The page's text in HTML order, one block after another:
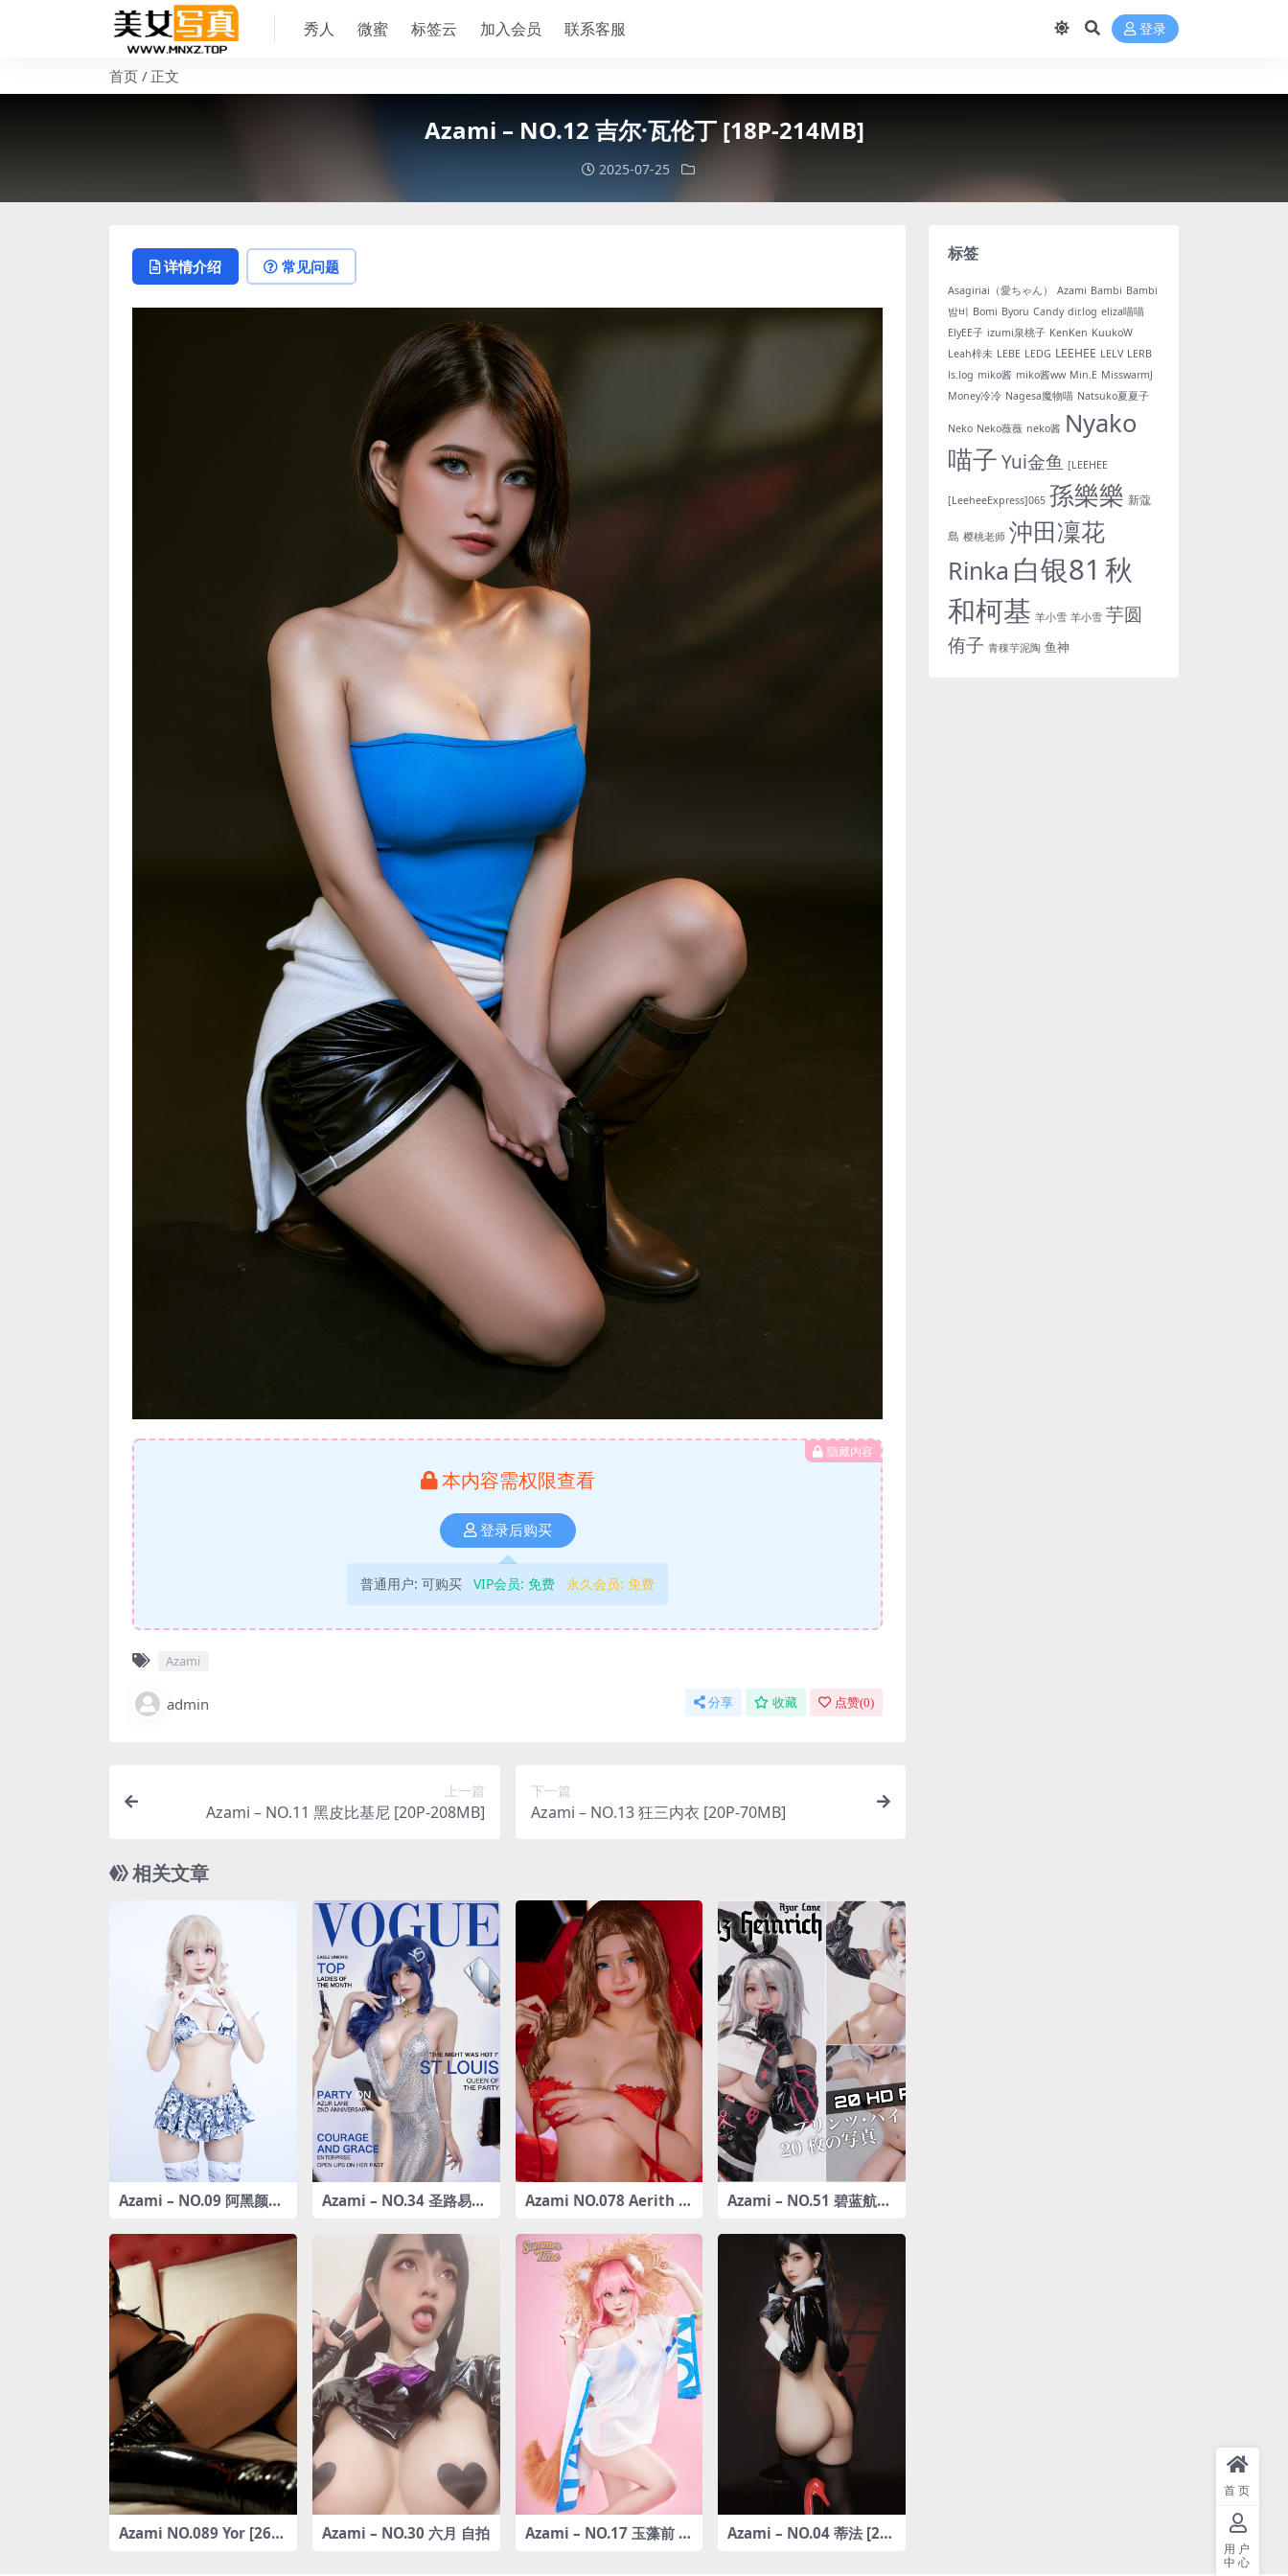
秀人 微蜜 标签云 加入会员 联系客服 登录
首页 正文
Azami – NO.12 吉尔·瓦伦丁 [18P-214MB]
2025-07-25
详情介绍 常见问题
隐藏内容
本内容需权限查看
登录后购买
普通用户: 可购买 VIP会员: 免费 永久会员: 免费
Azami
admin 分享 收藏 点赞(0)
上一篇
Azami – NO.11 黑皮比基尼 [20P-208MB]
下一篇
Azami – NO.13 狂三内衣 [20P-70MB]
相关文章
Azami – NO.09 阿黑颜比
Azami – NO.34 圣路易斯
Azami NO.078 Aerith R
[18P-273MB]
Azami – NO.51 碧蓝航线
B]
Azami NO.089 Yor [26P-
Azami – NO.30 六月 自拍
Azami – NO.17 玉藻前 [2
Azami – NO.04 蒂法 [20
标签
Asagiriai（愛ちゃん） Azami Bambi Bambi
밤비 Bomi Byoru Candy dir.log eliza喵喵
ElyEE子 izumi泉桃子 KenKen KuukoW
Leah梓未 LEBE LEDG LEEHEE LELV LERB
ls.log miko酱 miko酱ww Min.E MisswarmJ
Money冷冷 Nagesa魔物喵 Natsuko夏夏子
Neko Neko薇薇 neko酱 Nyako
喵子Yui金鱼 [LEEHEE
[LeeheeExpress]065 孫樂樂 新蔻
島 樱桃老师 沖田凜花
Rinka 白银81 秋
和柯基 羊小雪 羊小雪 芋圆
侑子 青稞芋泥陶 鱼神
首页
用户
中心